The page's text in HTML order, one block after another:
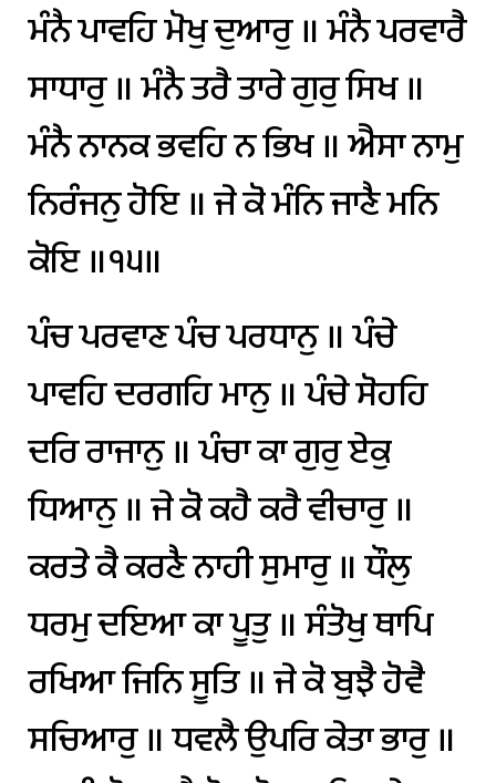
ਮੰਨੈਪਾਵਹਿਮੋਖੁਦੁਆਰੁ॥ਮੰਨੈਪਰਵਾਰੈ
ਸਾਧਾਰੁ॥ਮੰਨੈਤਰੈਤਾਰੇਗੁਰੁਸਿਖ॥
ਮੰਨੈਨਾਨਕਭਵਹਿਨਭਿਖ॥ਐਸਾਨਾਮੁ
ਨਿਰੰਜਨੁਹੋਇ॥ਜੇਕੋਮੰਨਿਜਾਣੈਮਨਿ
ਕੋਇ॥੧੫॥
ਪੰਚਪਰਵਾਣਪੰਚਪਰਧਾਨੁ॥ਪੰਚੇ
ਪਾਵਹਿਦਰਗਹਿਮਾਨੁ॥ਪੰਚੇਸੋਹਹਿ
ਦਰਿਰਾਜਾਨੁ॥ਪੰਚਾਕਾਗੁਰੁਏਕੁ
ਧਿਆਨੁ॥ਜੇਕੋਕਹੈਕਰੈਵੀਚਾਰੁ॥
ਕਰਤੇਕੈਕਰਣੈਨਾਹੀਸੁਮਾਰੁ॥ਧੌਲੁ
ਧਰਮੁਦਇਆਕਾਪੂਤੁ॥ਸੰਤੋਖੁਥਾਪਿ
ਰਖਿਆਜਿਨਿਸੂਤਿ॥ਜੇਕੋਬੁਝੈਹੋਵੈ
ਸਚਿਆਰੁ॥ਧਵਲੈਉਪਰਿਕੇਤਾਭਾਰੁ॥